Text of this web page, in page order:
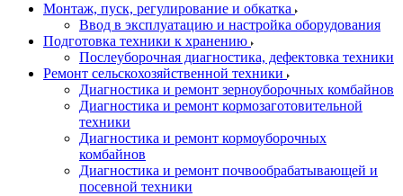
Монтаж, пуск, регулирование и обкатка
Ввод в эксплуатацию и настройка оборудования
Подготовка техники к хранению
Послеуборочная диагностика, дефектовка техники
Ремонт сельскохозяйственной техники
Диагностика и ремонт зерноуборочных комбайнов
Диагностика и ремонт кормозаготовительной
техники
Диагностика и ремонт кормоуборочных
комбайнов
Диагностика и ремонт почвообрабатывающей и
посевной техники